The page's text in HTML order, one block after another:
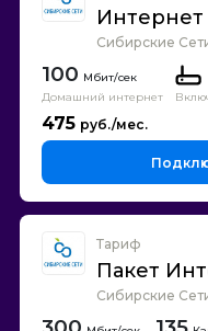
Интернет
Сибирские
100
Домашний интернет
475
Тариф
Пакет
Сибирские